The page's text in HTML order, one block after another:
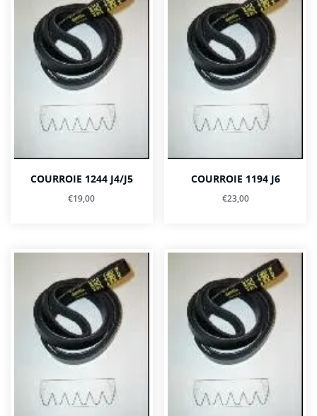
COURROIE 1244 J4/J5
€19,00
COURROIE 1194 J6
€23,00